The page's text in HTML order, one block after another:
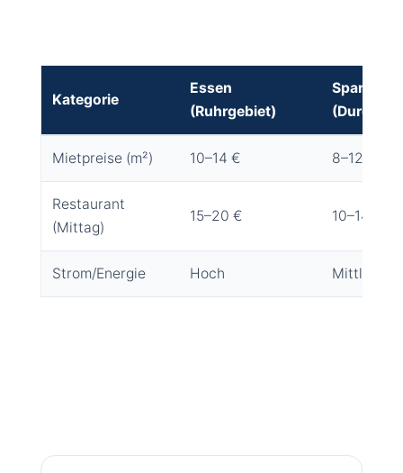
Kategorie
Essen
(Ruhrgebiet)
Spanien
Mietpreise (m²) 10–14 € 8–12 €
Restaurant
(Mittag)
15–20 € 10–14 €
Strom/Energie Hoch Mittlerer